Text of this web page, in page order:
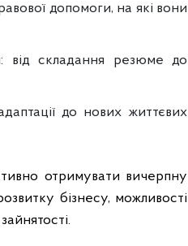
допомоги, на які вони
від складання резюме до
до нових життєвих
отримувати вичерпну
бізнесу, можливості